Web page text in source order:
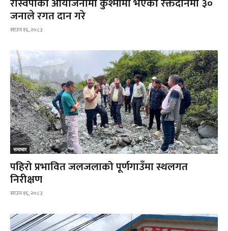
जनाले रगत दान गरे
साउन १६, २०८३
समाचार
पहिरो प्रभावित जलजलाको पूर्णगाउँमा स्थलगत
निरीक्षण
साउन १६, २०८३